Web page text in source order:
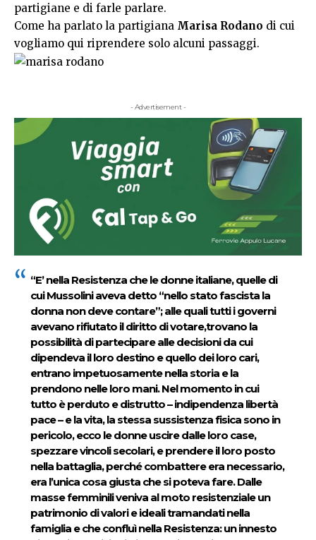
partigiane e di farle parlare.
Come ha parlato la partigiana Marisa Rodano di cui
vogliamo qui riprendere solo alcuni passaggi.
- Advertisement -
“E’ nella Resistenza che le donne italiane, quelle di
cui Mussolini aveva detto “nello stato fascista la
donna non deve contare”; alle quali tutti i governi
avevano rifiutato il diritto di votare,trovano la
possibilità di partecipare alle decisioni da cui
dipendeva il loro destino e quello dei loro cari,
entrano impetuosamente nella storia e la
prendono nelle loro mani. Nel momento in cui
tutto è perduto e distrutto – indipendenza libertà
pace – e la vita, la stessa sussistenza fisica sono in
pericolo, ecco le donne uscire dalle loro case,
spezzare vincoli secolari, e prendere il loro posto
nella battaglia, perché combattere era necessario,
era l’unica cosa giusta che si poteva fare. Dalle
masse femminili veniva al moto resistenziale un
patrimonio di valori e ideali tramandati nella
famiglia e che confluì nella Resistenza: un innesto